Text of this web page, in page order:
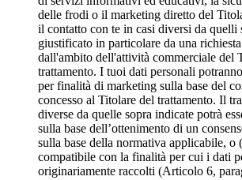
delle frodi o il marketing diretto del
il contatto con te in casi diversi da quelli
giustificato in particolare da una
dall'ambito dell'attività commerciale del
trattamento. I tuoi dati personali
per finalità di marketing sulla base del
concesso al Titolare del trattamento. Il
diverse da quelle sopra indicate potrà
sulla base dell’ottenimento di un
sulla base della normativa applicabile, o
compatibile con la finalità per cui i dati
originariamente raccolti (Articolo 6,